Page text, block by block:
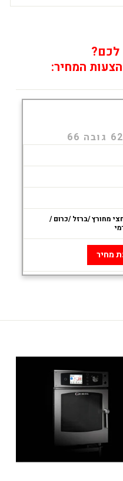
לכם?
המחיר:
מחורץ /ברזל /כרום /
מחיר